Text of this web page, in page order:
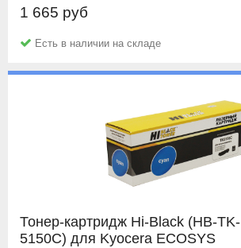
Hi-Black
1 665 руб
Есть в наличии на складе
Тонер-картридж Hi-Black (HB-TK-
5150C) для Kyocera ECOSYS